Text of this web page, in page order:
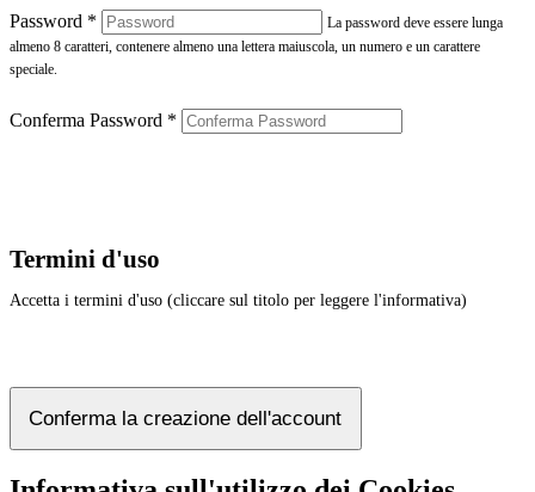
Password *
La password deve essere lunga
almeno 8 caratteri, contenere almeno una lettera maiuscola, un numero e un carattere
speciale.
Conferma Password *
Termini d'uso
Accetta i termini d'uso (cliccare sul titolo per leggere l'informativa)
Conferma la creazione dell'account